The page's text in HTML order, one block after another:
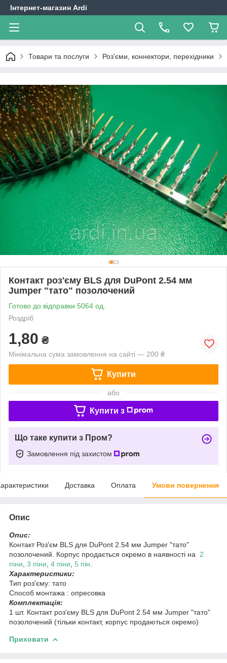
Інтернет-магазин Ardi
Товари та послуги Роз'єми, коннектори, перехідники
Контакт роз'єму BLS для DuPont 2.54 мм
Jumper "тато" позолочений
Готово до відправки 5064 од.
Роздріб
1,80 ₴
Мінімальна сума замовлення на сайті — 200 ₴
Купити
або
Купити з
Що таке купити з Пром?
Замовлення під захистом
Доставка Оплата Умови повернення
Опис
Опис:
Контакт Роз'єм BLS для DuPont 2.54 мм Jumper "тато"
позолочений. Корпус продається окремо в наявності на 2
піни 3 піни 4 піни 5 пін
Характеристики:
Тип роз'єму: тато
Способ монтажа : опресовка
Комплектація:
1 шт. Контакт роз'єму BLS для DuPont 2.54 мм Jumper "тато"
позолочений (тільки контакт, корпус продаються окремо)
Приховати